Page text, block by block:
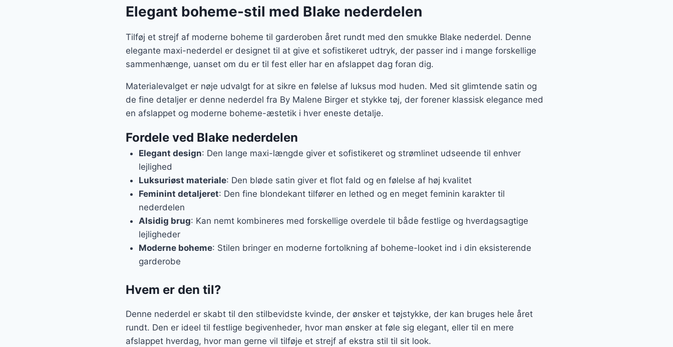
Elegant boheme-stil med Blake nederdelen
Tilføj et strejf af moderne boheme til garderoben året rundt med den smukke Blake nederdel. Denne
elegante maxi-nederdel er designet til at give et sofistikeret udtryk, der passer ind i mange forskellige
sammenhænge, uanset om du er til fest eller har en afslappet dag foran dig.
Materialevalget er nøje udvalgt for at sikre en følelse af luksus mod huden. Med sit glimtende satin og
de fine detaljer er denne nederdel fra By Malene Birger et stykke tøj, der forener klassisk elegance med
en afslappet og moderne boheme-æstetik i hver eneste detalje.
Fordele ved Blake nederdelen
Elegant design: Den lange maxi-længde giver et sofistikeret og strømlinet udseende til enhver
lejlighed
Luksuriøst materiale: Den bløde satin giver et flot fald og en følelse af høj kvalitet
Feminint detaljeret: Den fine blondekant tilfører en lethed og en meget feminin karakter til
nederdelen
Alsidig brug: Kan nemt kombineres med forskellige overdele til både festlige og hverdagsagtige
lejligheder
Moderne boheme: Stilen bringer en moderne fortolkning af boheme-looket ind i din eksisterende
garderobe
Hvem er den til?
Denne nederdel er skabt til den stilbevidste kvinde, der ønsker et tøjstykke, der kan bruges hele året
rundt. Den er ideel til festlige begivenheder, hvor man ønsker at føle sig elegant, eller til en mere
afslappet hverdag, hvor man gerne vil tilføje et strejf af ekstra stil til sit look.